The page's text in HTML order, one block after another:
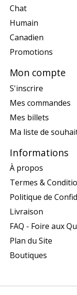
Chat
Humain
Canadien
Promotions
Mon compte
S'inscrire
Mes commandes
Mes billets
Ma liste de
Informations
À propos
Termes &
Politique de
Livraison
FAQ - Foire aux
Plan du Site
Boutiques